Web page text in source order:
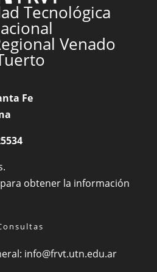
Tecnológica
Venado
Fe
obtener la información
info@frvt.utn.edu.ar